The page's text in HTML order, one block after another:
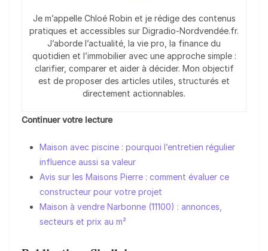
Je m’appelle Chloé Robin et je rédige des contenus
pratiques et accessibles sur Digradio-Nordvendée.fr.
J’aborde l’actualité, la vie pro, la finance du
quotidien et l’immobilier avec une approche simple :
clarifier, comparer et aider à décider. Mon objectif
est de proposer des articles utiles, structurés et
directement actionnables.
Continuer votre lecture
Maison avec piscine : pourquoi l’entretien régulier
influence aussi sa valeur
Avis sur les Maisons Pierre : comment évaluer ce
constructeur pour votre projet
Maison à vendre Narbonne (11100) : annonces,
secteurs et prix au m²